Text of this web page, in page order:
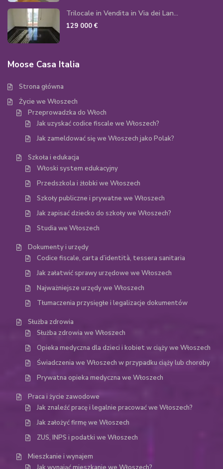
Trilocale in Vendita in Via dei Lan...
129 000 €
Moose Casa Italia
Strona główna
Życie we Włoszech
Przeprowadzka do Włoch
Jak uzyskać codice fiscale we Włoszech?
Jak zameldować się we Włoszech jako Polak?
Szkoła i edukacja
Włoski system edukacyjny
Przedszkola i żłobki we Włoszech
Szkoły publiczne i prywatne we Włoszech
Jak zapisać dziecko do szkoły we Włoszech?
Studia we Włoszech
Dokumenty i urzędy
Codice fiscale, carta d’identità, tessera sanitaria
Jak załatwić sprawy urzędowe we Włoszech
Najważniejsze urzędy we Włoszech
Tłumaczenia przysięgłe i legalizacje dokumentów
Służba zdrowia
Służba zdrowia we Włoszech
Opieka medyczna dla dzieci i kobiet w ciąży we Włoszech
Świadczenia we Włoszech w przypadku ciąży lub choroby
Prywatna opieka medyczna we Włoszech
Praca i życie zawodowe
Jak znaleźć pracę i legalnie pracować we Włoszech?
Jak założyć firmę we Włoszech
ZUS, INPS i podatki we Włoszech
Mieszkanie i wynajem